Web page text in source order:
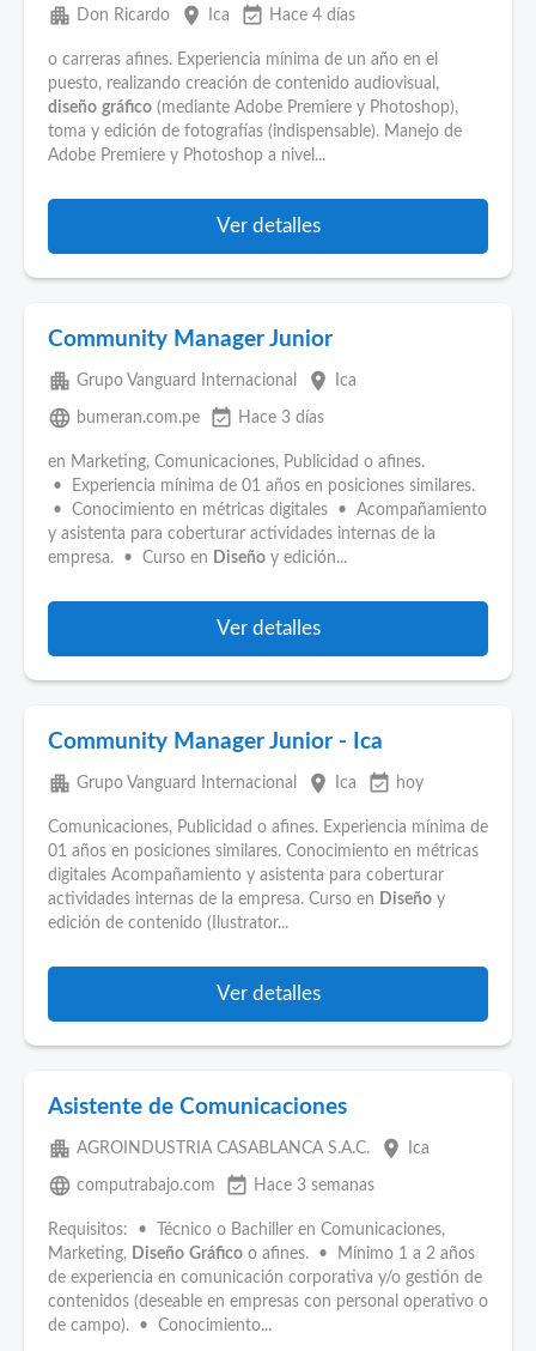
apartment Don Ricardo place Ica event_available Hace 4 días
o carreras afines. Experiencia mínima de un año en el
puesto, realizando creación de contenido audiovisual,
diseño gráfico (mediante Adobe Premiere y Photoshop),
toma y edición de fotografías (indispensable). Manejo de
Adobe Premiere y Photoshop a nivel...
Ver detalles
Community Manager Junior
apartment Grupo Vanguard Internacional place Ica
language bumeran.com.pe event_available Hace 3 días
en Marketing, Comunicaciones, Publicidad o afines.
• Experiencia mínima de 01 años en posiciones similares.
• Conocimiento en métricas digitales • Acompañamiento
y asistenta para coberturar actividades internas de la
empresa. • Curso en Diseño y edición...
Ver detalles
Community Manager Junior - Ica
apartment Grupo Vanguard Internacional place Ica event_available hoy
Comunicaciones, Publicidad o afines. Experiencia mínima de
01 años en posiciones similares. Conocimiento en métricas
digitales Acompañamiento y asistenta para coberturar
actividades internas de la empresa. Curso en Diseño y
edición de contenido (Ilustrator...
Ver detalles
Asistente de Comunicaciones
apartment AGROINDUSTRIA CASABLANCA S.A.C. place Ica
language computrabajo.com event_available Hace 3 semanas
Requisitos: • Técnico o Bachiller en Comunicaciones,
Marketing, Diseño Gráfico o afines. • Mínimo 1 a 2 años
de experiencia en comunicación corporativa y/o gestión de
contenidos (deseable en empresas con personal operativo o
de campo). • Conocimiento...